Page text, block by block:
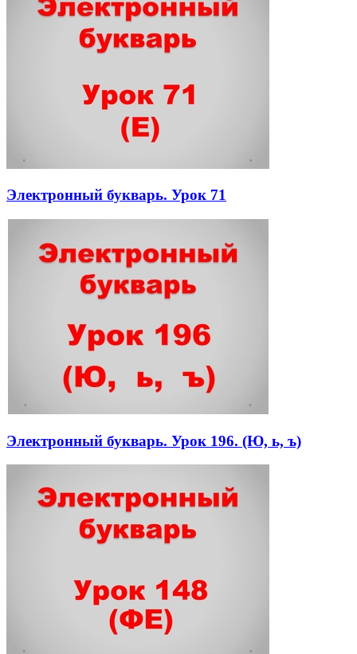
Электронный букварь. Урок 71
Электронный букварь. Урок 196. (Ю, ь, ъ)